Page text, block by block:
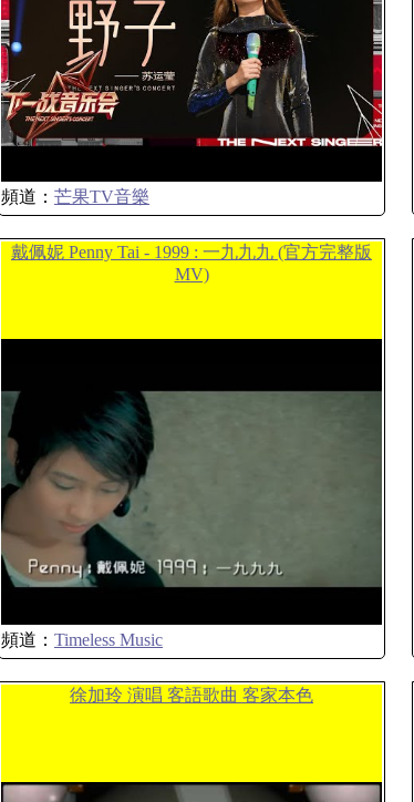
頻道： 芒果TV音樂
戴佩妮 Penny Tai - 1999 : 一九九九 (官方完整版
MV)
頻道： Timeless Music
徐加玲 演唱 客語歌曲 客家本色